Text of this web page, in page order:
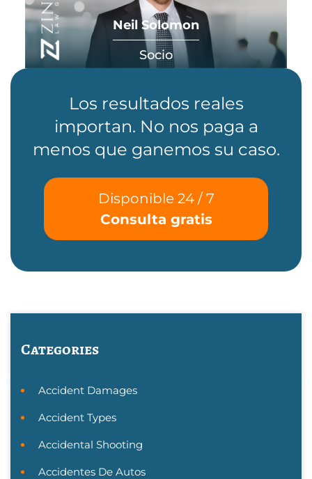
Neil Solomon
Socio
Los resultados reales
importan. No nos paga a
menos que ganemos su caso.
Disponible 24 / 7
Consulta gratis
Categories
Accident Damages
Accident Types
Accidental Shooting
Accidentes De Autos